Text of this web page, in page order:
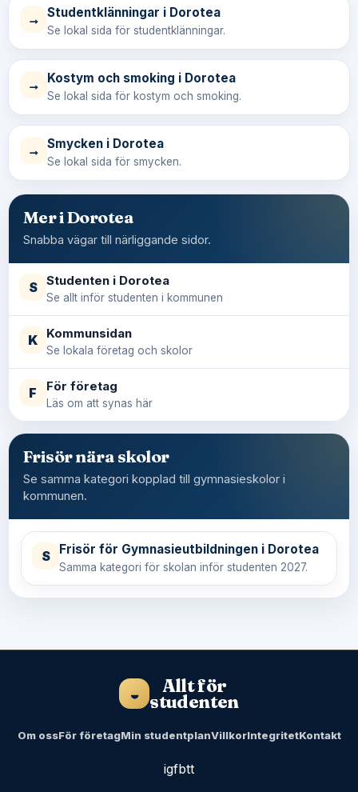
→ Studentklänningar i Dorotea
Se lokal sida för studentklänningar.
→ Kostym och smoking i Dorotea
Se lokal sida för kostym och smoking.
→ Smycken i Dorotea
Se lokal sida för smycken.
Mer i Dorotea
Snabba vägar till närliggande sidor.
S Studenten i Dorotea
Se allt inför studenten i kommunen
K Kommunsidan
Se lokala företag och skolor
F För företag
Läs om att synas här
Frisör nära skolor
Se samma kategori kopplad till gymnasieskolor i
kommunen.
S Frisör för Gymnasieutbildningen i Dorotea
Samma kategori för skolan inför studenten 2027.
◒ Allt för
studenten
Om ossFör företagMin studentplanVillkorIntegritetKontakt
igfbtt